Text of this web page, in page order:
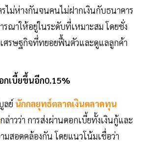
ม่ห่างกันจนคนไม่ฝากเงินกับธนาคาร
ณาให้อยู่ในระดับที่เหมาะสม โดยชั่ง
ศรษฐกิจที่ทยอยฟื้นตัวและดูแลลูกค้า
กเบี้ยขึ้นอีก0.15%
ลย์ นักกลยุทธ์ตลาดเงินตลาดทุน
กล่าวว่า การส่งผ่านดอกเบี้ยทั้งเงินกู้และ
มสอดคล้องกัน โดยแนวโน้มเชื่อว่า